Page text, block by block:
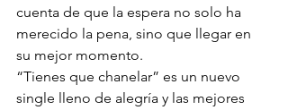
cuenta de que la espera no solo ha
merecido la pena, sino que llegar en
su mejor momento.
“Tienes que chanelar” es un nuevo
single lleno de alegría y las mejores